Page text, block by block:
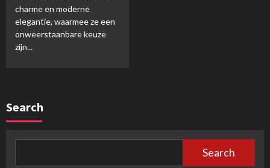
charme en moderne
elegantie, waarmee ze een
onweerstaanbare keuze
zijn...
Search
Search